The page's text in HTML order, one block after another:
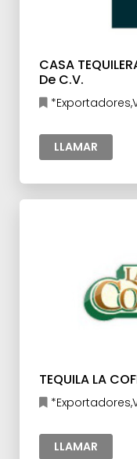
CASA
De C.V.
LLAMAR
TEQUILA LA
LLAMAR